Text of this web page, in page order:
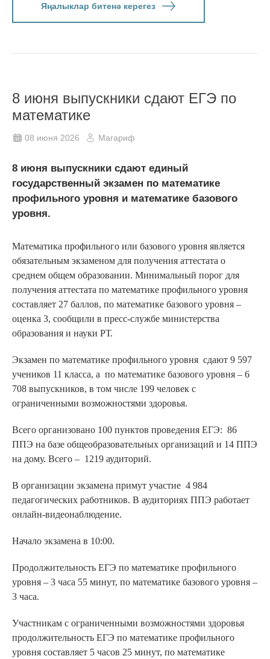
Яңалыклар битенә керегез
8 июня выпускники сдают ЕГЭ по
математике
08 июня 2026 Магариф
8 июня выпускники сдают единый
государственный экзамен по математике
профильного уровня и математике базового
уровня.
Математика профильного или базового уровня является
обязательным экзаменом для получения аттестата о
среднем общем образовании. Минимальный порог для
получения аттестата по математике профильного уровня
составляет 27 баллов, по математике базового уровня –
оценка 3, сообщили в пресс-службе министерства
образования и науки РТ.
Экзамен по математике профильного уровня сдают 9 597
учеников 11 класса, а по математике базового уровня – 6
708 выпускников, в том числе 199 человек с
ограниченными возможностями здоровья.
Всего организовано 100 пунктов проведения ЕГЭ: 86
ППЭ на базе общеобразовательных организаций и 14 ППЭ
на дому. Всего – 1219 аудиторий.
В организации экзамена примут участие 4 984
педагогических работников. В аудиториях ППЭ работает
онлайн-видеонаблюдение.
Начало экзамена в 10:00.
Продолжительность ЕГЭ по математике профильного
уровня – 3 часа 55 минут, по математике базового уровня –
3 часа.
Участникам с ограниченными возможностями здоровья
продолжительность ЕГЭ по математике профильного
уровня составляет 5 часов 25 минут, по математике